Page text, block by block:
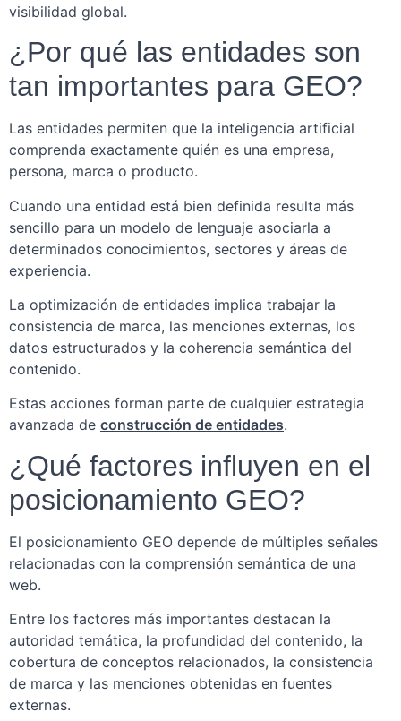
visibilidad global.
¿Por qué las entidades son
tan importantes para GEO?
Las entidades permiten que la inteligencia artificial
comprenda exactamente quién es una empresa,
persona, marca o producto.
Cuando una entidad está bien definida resulta más
sencillo para un modelo de lenguaje asociarla a
determinados conocimientos, sectores y áreas de
experiencia.
La optimización de entidades implica trabajar la
consistencia de marca, las menciones externas, los
datos estructurados y la coherencia semántica del
contenido.
Estas acciones forman parte de cualquier estrategia
avanzada de construcción de entidades.
¿Qué factores influyen en el
posicionamiento GEO?
El posicionamiento GEO depende de múltiples señales
relacionadas con la comprensión semántica de una
web.
Entre los factores más importantes destacan la
autoridad temática, la profundidad del contenido, la
cobertura de conceptos relacionados, la consistencia
de marca y las menciones obtenidas en fuentes
externas.